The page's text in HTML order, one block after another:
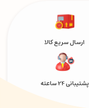
ارسال سریع کالا
پشتیبانی 24 ساعته